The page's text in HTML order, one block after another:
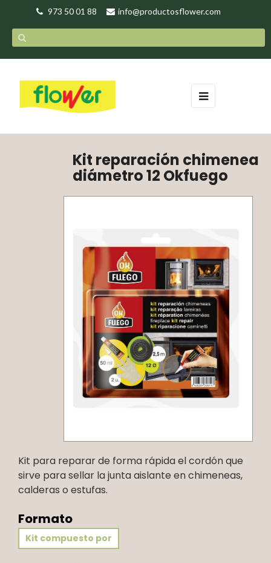
973 50 01 88 info@productosflower.com
Navegación
de
☰
Kit reparación chimenea
diámetro 12 Okfuego
Kit para reparar de forma rápida el cordón que
sirve para sellar la junta aislante en chimeneas,
calderas o estufas.
Formato
Kit compuesto por